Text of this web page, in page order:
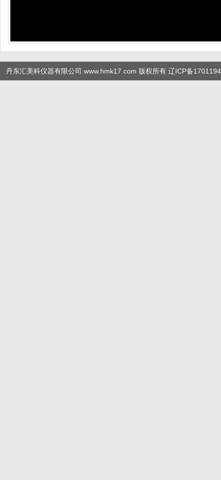
丹东汇美科仪器有限公司 www.hmk17.com 版权所有 辽ICP备